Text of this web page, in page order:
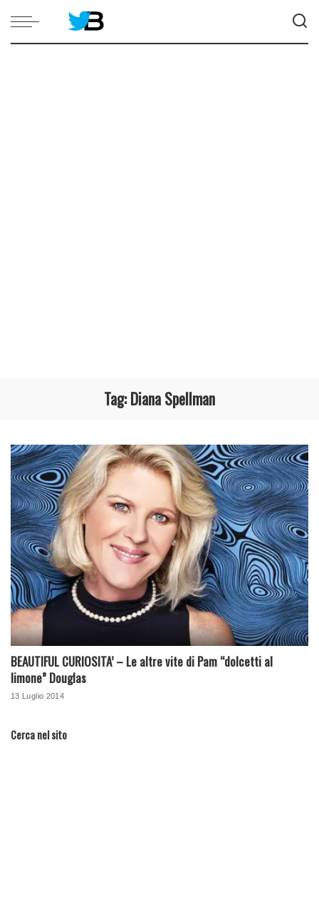
Tag:Diana Spellman
BEAUTIFUL CURIOSITA’ – Le altre vite di Pam “dolcetti al
limone” Douglas
13 Luglio 2014
Cerca nel sito